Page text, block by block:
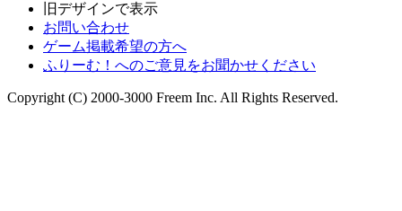
旧デザインで表示
お問い合わせ
ゲーム掲載希望の方へ
ふりーむ！へのご意見をお聞かせください
Copyright (C) 2000-3000 Freem Inc. All Rights Reserved.